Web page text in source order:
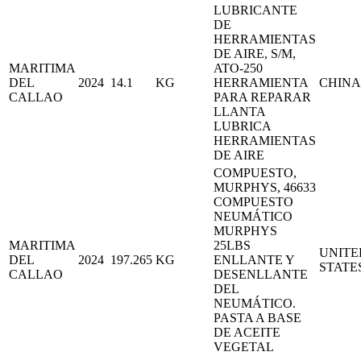
MARITIMA
DEL
CALLAO
2024 14.1 KG
LUBRICANTE
DE
HERRAMIENTAS
DE AIRE, S/M,
ATO-250
HERRAMIENTA
PARA REPARAR
LLANTA
LUBRICA
HERRAMIENTAS
DE AIRE
CHINA
MARITIMA
DEL
CALLAO
2024 197.265 KG
COMPUESTO,
MURPHYS, 46633
COMPUESTO
NEUMÁTICO
MURPHYS
25LBS
ENLLANTE Y
DESENLLANTE
DEL
NEUMÁTICO.
PASTA A BASE
DE ACEITE
VEGETAL